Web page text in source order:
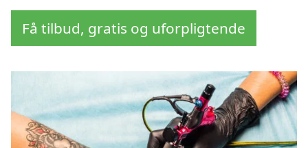
Få tilbud, gratis og uforpligtende